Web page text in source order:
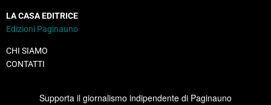
LA CASA EDITRICE
Edizioni Paginauno
CHI SIAMO
CONTATTI
Supporta il giornalismo indipendente di Paginauno